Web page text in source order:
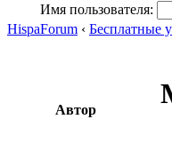
Имя пользователя:
HispaForum ‹ Бесплатные
Автор